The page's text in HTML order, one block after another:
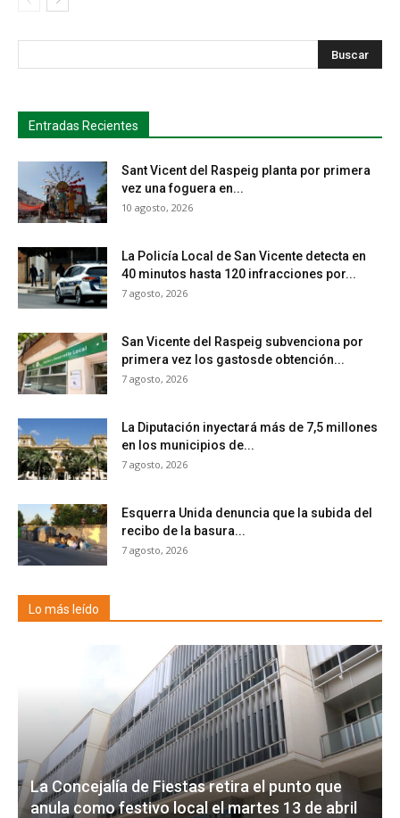
Entradas Recientes
Sant Vicent del Raspeig planta por primera
vez una foguera en...
10 agosto, 2026
La Policía Local de San Vicente detecta en
40 minutos hasta 120 infracciones por...
7 agosto, 2026
San Vicente del Raspeig subvenciona por
primera vez los gastosde obtención...
7 agosto, 2026
La Diputación inyectará más de 7,5 millones
en los municipios de...
7 agosto, 2026
Esquerra Unida denuncia que la subida del
recibo de la basura...
7 agosto, 2026
Lo más leído
La Concejalía de Fiestas retira el punto que
anula como festivo local el martes 13 de abril